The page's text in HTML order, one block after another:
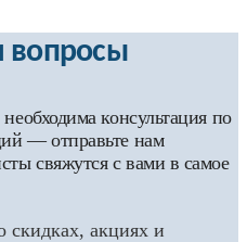
вопросы
консультация по
— отправьте нам
свяжутся с вами в самое
акциях и